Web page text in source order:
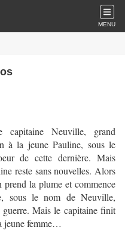
MENU
Neuville, grand
à la jeune Pauline, sous le
de cette dernière. Mais
reste sans nouvelles. Alors
prend la plume et commence
sous le nom de Neuville,
Mais le capitaine finit
jeune femme…